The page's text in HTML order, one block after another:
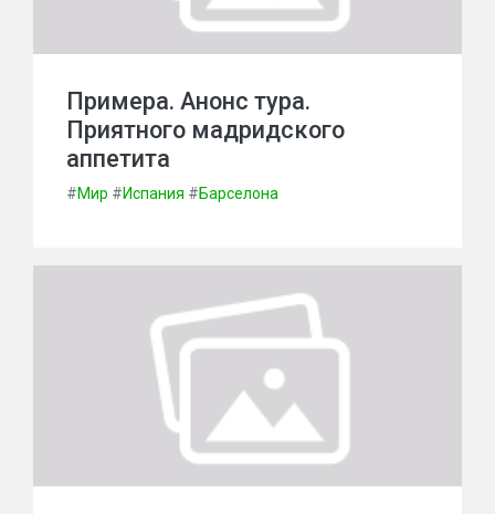
Примера. Анонс тура.
Приятного мадридского
аппетита
#Мир #Испания #Барселона